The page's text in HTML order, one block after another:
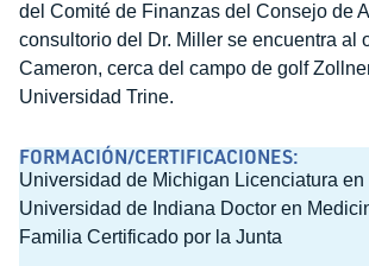
del Comité de Finanzas del Consejo de
consultorio del Dr. Miller se encuentra al
Cameron, cerca del campo de golf
Universidad Trine.
FORMACIÓN/CERTIFICACIONES:
Universidad de Michigan Licenciatura en
Universidad de Indiana Doctor en
Familia Certificado por la Junta